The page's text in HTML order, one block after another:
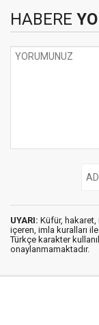
HABERE
UYARI: Küfür, hakaret,
içeren, imla kuralları ile
Türkçe karakter
onaylanmamaktadır.